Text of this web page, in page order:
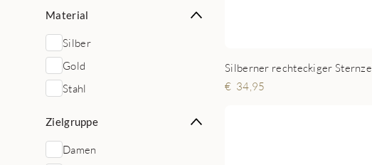
Material
Silber
Gold
Stahl
Zielgruppe
Damen
34,95